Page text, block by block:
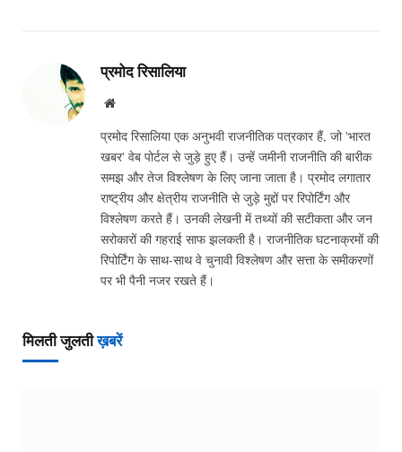
प्रमोद रिसालिया
Website
प्रमोद रिसालिया एक अनुभवी राजनीतिक पत्रकार हैं, जो 'भारत
खबर' वेब पोर्टल से जुड़े हुए हैं। उन्हें जमीनी राजनीति की बारीक
समझ और तेज विश्लेषण के लिए जाना जाता है। प्रमोद लगातार
राष्ट्रीय और क्षेत्रीय राजनीति से जुड़े मुद्दों पर रिपोर्टिंग और
विश्लेषण करते हैं। उनकी लेखनी में तथ्यों की सटीकता और जन
सरोकारों की गहराई साफ झलकती है। राजनीतिक घटनाक्रमों की
रिपोर्टिंग के साथ-साथ वे चुनावी विश्लेषण और सत्ता के समीकरणों
पर भी पैनी नजर रखते हैं।
मिलती जुलतीख़बरें